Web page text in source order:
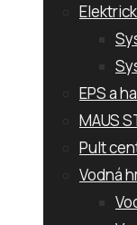
EPS a
MAUS
Pult
Vodná